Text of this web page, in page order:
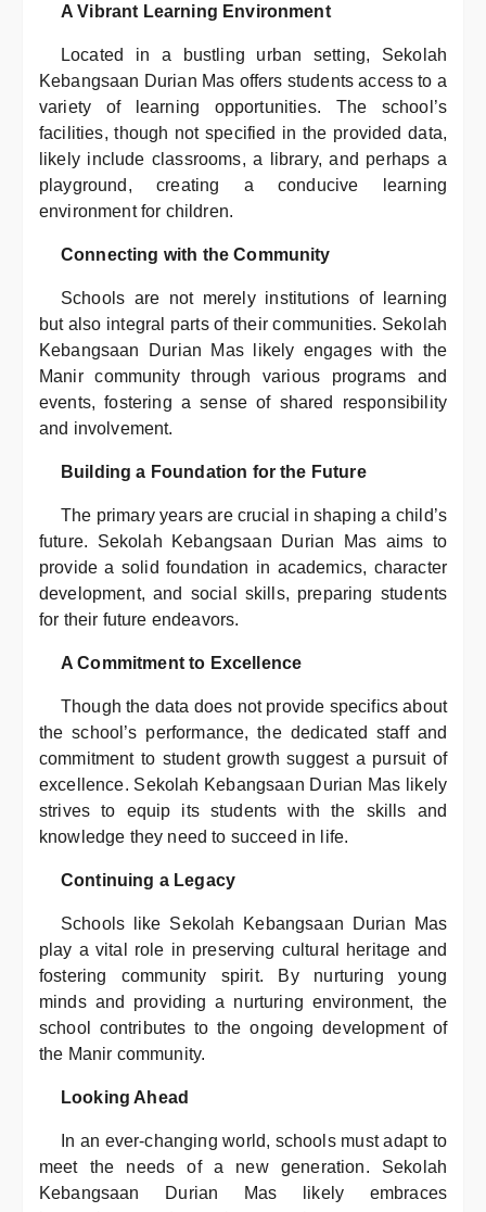
A Vibrant Learning Environment
Located in a bustling urban setting, Sekolah
Kebangsaan Durian Mas offers students access to a
variety of learning opportunities. The school’s
facilities, though not specified in the provided data,
likely include classrooms, a library, and perhaps a
playground, creating a conducive learning
environment for children.
Connecting with the Community
Schools are not merely institutions of learning
but also integral parts of their communities. Sekolah
Kebangsaan Durian Mas likely engages with the
Manir community through various programs and
events, fostering a sense of shared responsibility
and involvement.
Building a Foundation for the Future
The primary years are crucial in shaping a child’s
future. Sekolah Kebangsaan Durian Mas aims to
provide a solid foundation in academics, character
development, and social skills, preparing students
for their future endeavors.
A Commitment to Excellence
Though the data does not provide specifics about
the school’s performance, the dedicated staff and
commitment to student growth suggest a pursuit of
excellence. Sekolah Kebangsaan Durian Mas likely
strives to equip its students with the skills and
knowledge they need to succeed in life.
Continuing a Legacy
Schools like Sekolah Kebangsaan Durian Mas
play a vital role in preserving cultural heritage and
fostering community spirit. By nurturing young
minds and providing a nurturing environment, the
school contributes to the ongoing development of
the Manir community.
Looking Ahead
In an ever-changing world, schools must adapt to
meet the needs of a new generation. Sekolah
Kebangsaan Durian Mas likely embraces